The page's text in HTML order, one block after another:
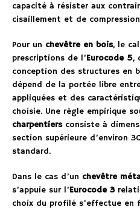
capacité à résister aux
cisaillement et de
Pour un chevêtre en bois, le
prescriptions de l’Eurocode 5,
conception des structures en
dépend de la portée libre
appliquées et des
choisie. Une règle empirique
charpentiersconsiste à
section supérieure d’environ
standard.
Dans le cas d’un chevêtre
s’appuie sur l’Eurocode 3
choix du profilé s’effectue en